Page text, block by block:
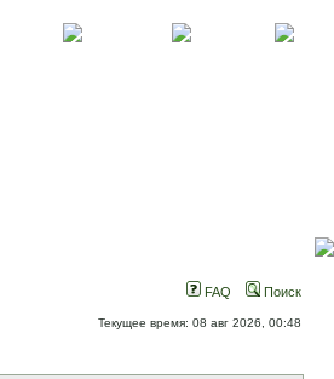
FAQ Поиск
Текущее время: 08 авг 2026, 00:48